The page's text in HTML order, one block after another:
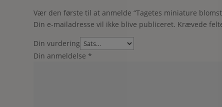
Vær den første til at anmelde “Tagetes miniature
Din e-mailadresse vil ikke blive publiceret. Krævede
Din vurdering
Din anmeldelse *